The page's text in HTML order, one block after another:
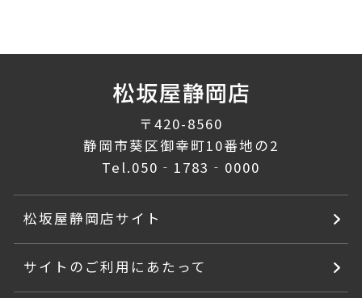
〒420-8560
静岡市葵区御幸町10番地の2
Tel.050‐1783‐0000
松坂屋静岡店サイト
サイトのご利用にあたって